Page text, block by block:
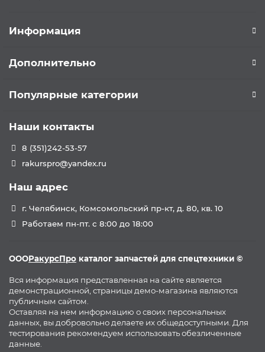
Информация
Дополнительно
Популярные категории
Наши контакты
8 (351)242-53-57
rakurspro@yandex.ru
Наш адрес
г. Челябинск, Комсомольский пр-кт, д. 80, кв. 10
Работаем пн-пт. с 8:00 до 18:00
ОООРакурсПро каталог запчастей для спецтехники ©
Вся информация представленная на сайте является
демонстрационной, страницы демо-магазина являются
публичным сайтом.
Оставляя на нем информацию о своих персональных
данных, вы добровольно делаете их общедоступными. Для
тестирования рекомендуем использовать обезличенные
данные.